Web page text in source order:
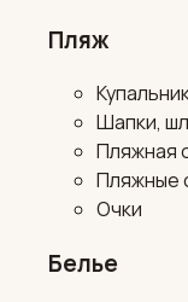
Пляж
Шапки,
Пляжная
Пляжные
Очки
Белье